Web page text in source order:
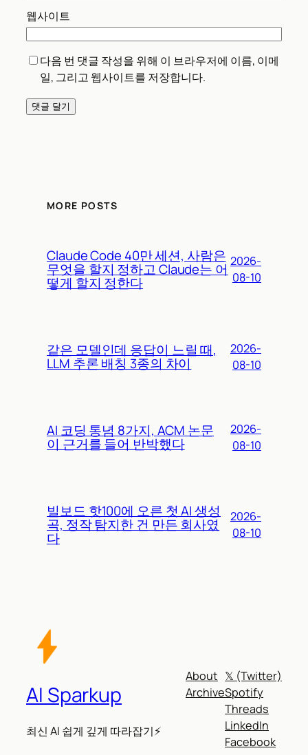
웹사이트
다음 번 댓글 작성을 위해 이 브라우저에 이름, 이메
일, 그리고 웹사이트를 저장합니다.
MORE POSTS
Claude Code 40만 세션, 사람은
무엇을 할지 정하고 Claude는 어
떻게 할지 정한다
2026-
08-10
같은 모델인데 응답이 느릴 때,
LLM 추론 배칭 3종의 차이
2026-
08-10
AI 코딩 통념 8가지, ACM 논문
이 근거를 들어 반박했다
2026-
08-10
빌보드 핫100에 오른 첫 AI 생성
곡, 정작 탐지한 건 만든 회사였
다
2026-
08-10
AI Sparkup
최신 AI 쉽게 깊게 따라잡기⚡
About
Archive
𝕏 (Twitter)
Spotify
Threads
LinkedIn
Facebook